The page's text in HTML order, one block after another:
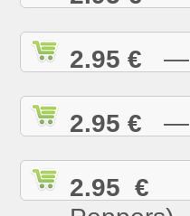
2.95 € —
2.95 € —
2.95 €